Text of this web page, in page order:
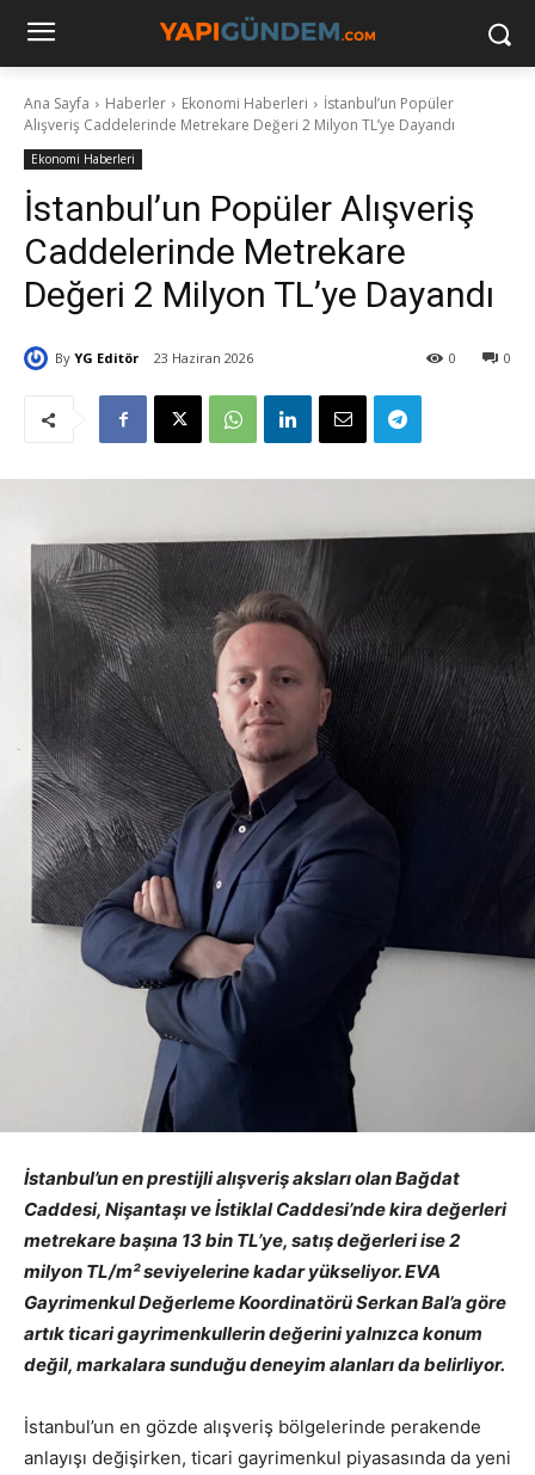
Ana Sayfa Haberler Ekonomi Haberleri
İstanbul’un Popüler
Alışveriş Caddelerinde Metrekare Değeri 2 Milyon TL’ye Dayandı
Ekonomi Haberleri
İstanbul’un Popüler Alışveriş
Caddelerinde Metrekare
Değeri 2 Milyon TL’ye Dayandı
By YG Editör 23 Haziran 2026 0
0
İstanbul’un en prestijli alışveriş aksları olan Bağdat
Caddesi, Nişantaşı ve İstiklal Caddesi’nde kira değerleri
metrekare başına 13 bin TL’ye, satış değerleri ise 2
milyon TL/m² seviyelerine kadar yükseliyor. EVA
Gayrimenkul Değerleme Koordinatörü Serkan Bal’a göre
artık ticari gayrimenkullerin değerini yalnızca konum
değil, markalara sunduğu deneyim alanları da belirliyor.
İstanbul’un en gözde alışveriş bölgelerinde perakende
anlayışı değişirken, ticari gayrimenkul piyasasında da yeni